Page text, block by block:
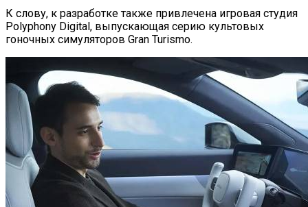
К слову, к разработке также привлечена игровая студия
Polyphony Digital, выпускающая серию культовых
гоночных симуляторов Gran Turismo.